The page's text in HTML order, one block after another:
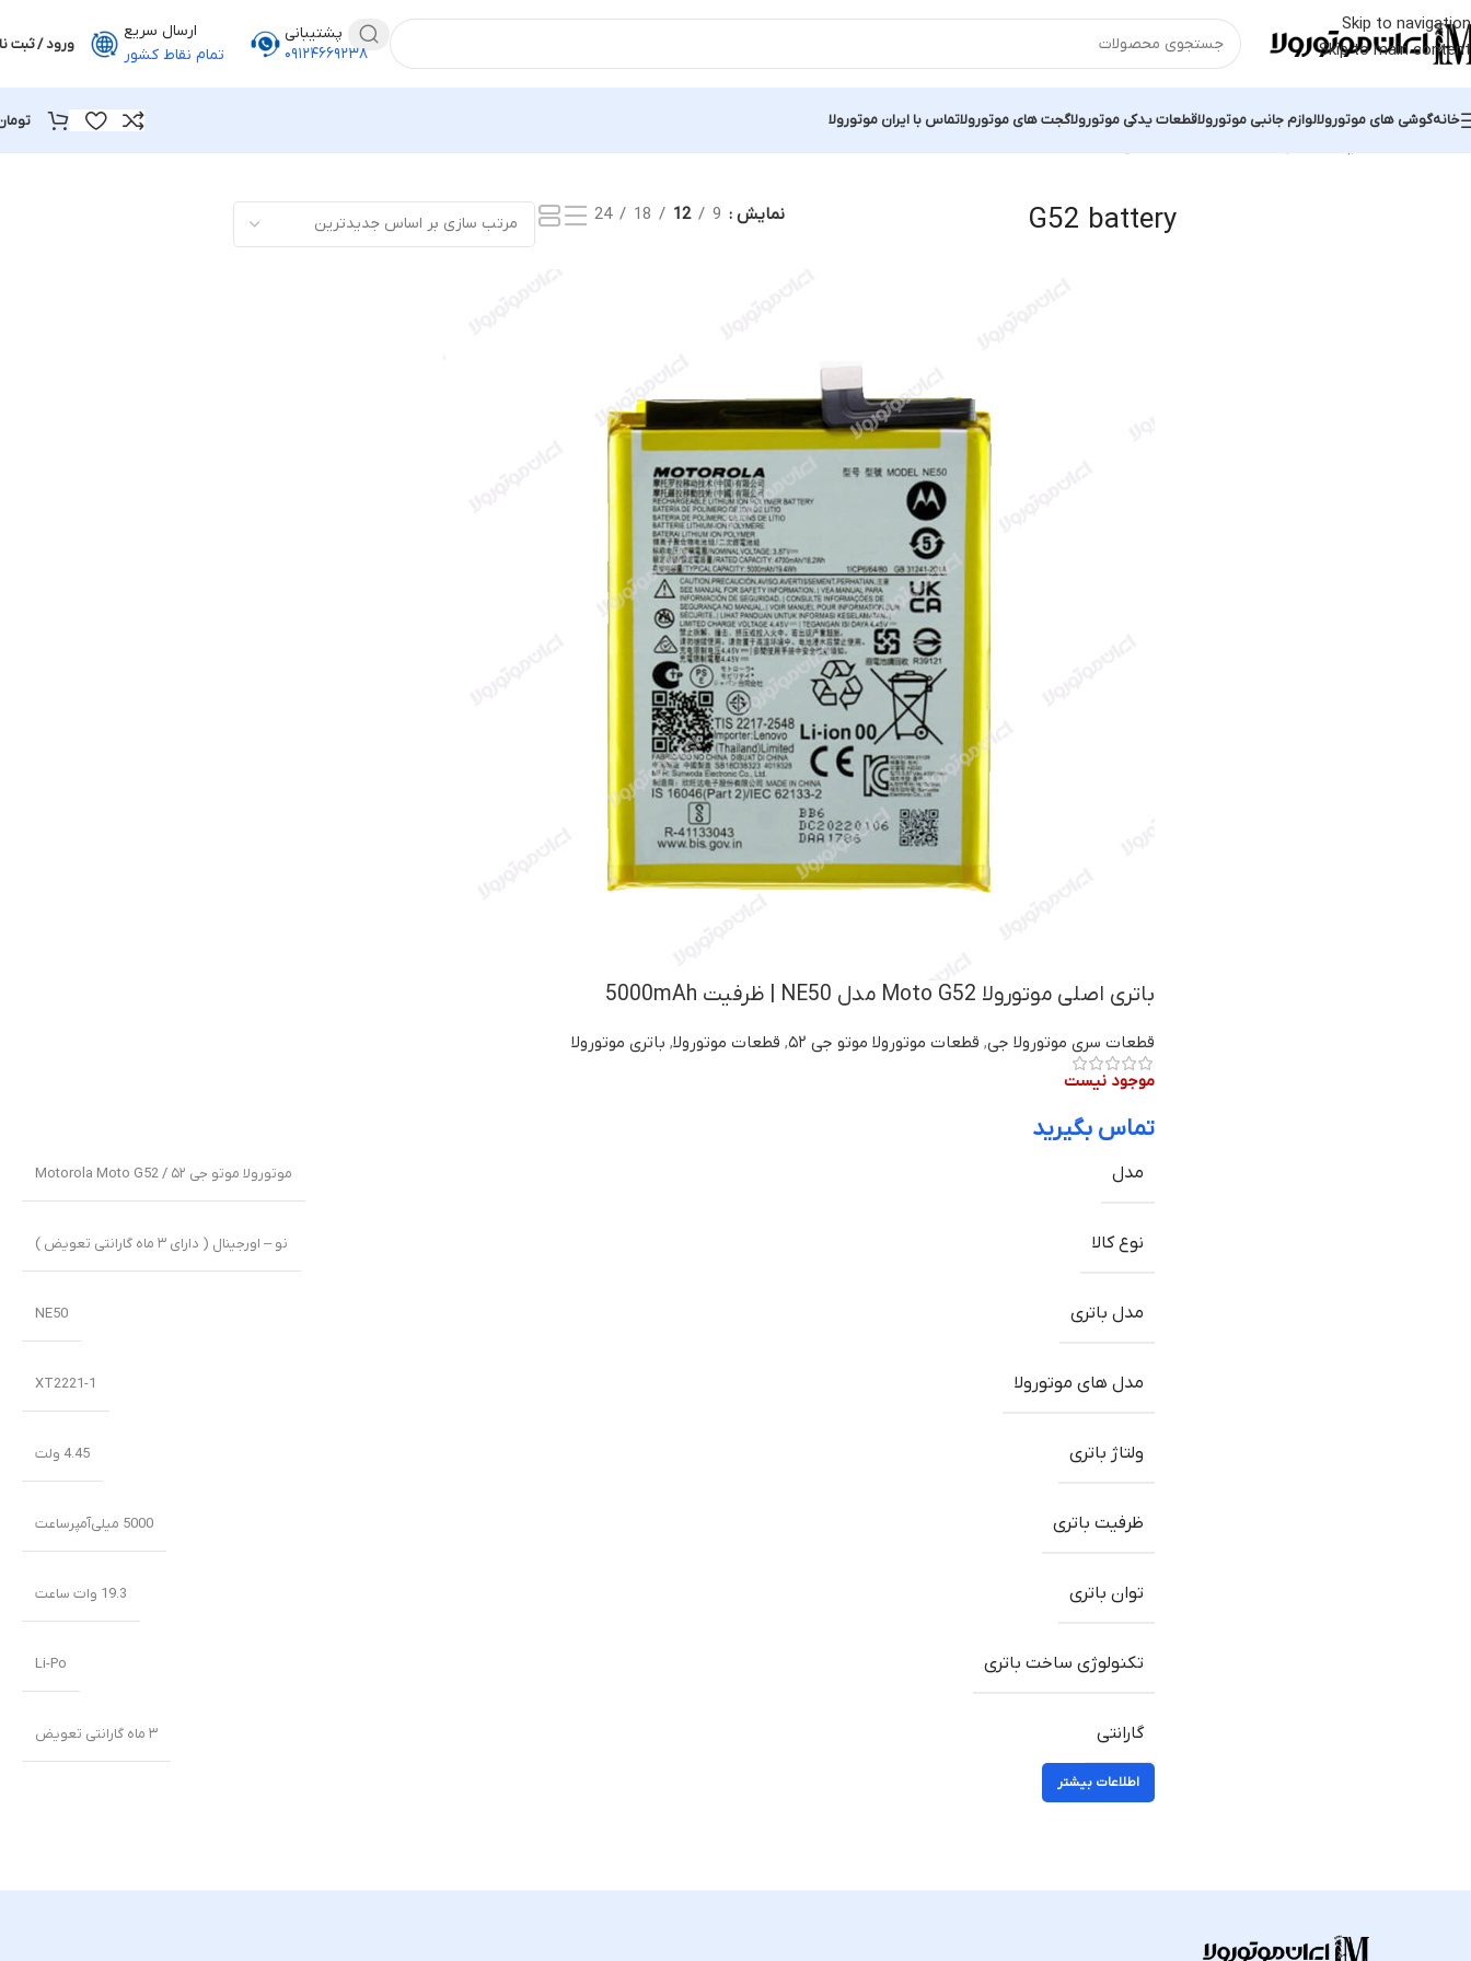
Skip to navigation
Skip to main content
پشتیبانی
۰۹۱۲۴۶۶۹۲۳۸
ارسال سریع
تمام نقاط کشور
ورود / ثبت
خانهگوشی های موتورولالوازم جانبی موتورولاقطعات یدکی موتورولاگجت های موتورولاتماس با ایران موتورولا
G52 battery نمایش 9
12
18
24
باتری اصلی موتورولا Moto G52 مدل NE50 | ظرفیت 5000mAh
قطعات سری موتورولا جی, قطعات موتورولا موتو جی ۵۲ , قطعات موتورولا, باتری موتورولا
موجود نیست
تماس بگیرید
مدل موتورولا موتو جی ۵۲ / Motorola Moto G52
نوع کالا نو – اورجینال ( دارای ۳ ماه گارانتی تعویض )
مدل باتری NE50
مدل های موتورولا XT2221-1
ولتاژ باتری 4.45 ولت
ظرفیت باتری 5000 میلی‌‌‌آمپرساعت
توان باتری 19.3 وات ساعت
تکنولوژی ساخت باتری Li-Po
گارانتی ۳ ماه گارانتی تعویض
اطلاعات بیشتر